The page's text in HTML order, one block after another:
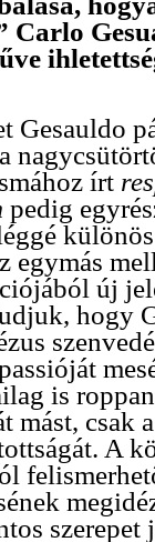
Carlo
Gesauldo
írt
pedig
egymás
új
hogy
is
csak
A
szerepet